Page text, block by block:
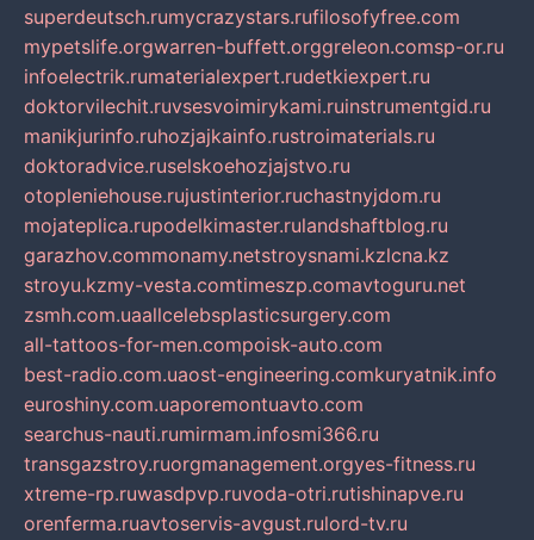
superdeutsch.rumycrazystars.rufilosofyfree.com
mypetslife.orgwarren-buffett.orggreleon.comsp-or.ru
infoelectrik.rumaterialexpert.rudetkiexpert.ru
doktorvilechit.ruvsesvoimirykami.ruinstrumentgid.ru
manikjurinfo.ruhozjajkainfo.rustroimaterials.ru
doktoradvice.ruselskoehozjajstvo.ru
otopleniehouse.rujustinterior.ruchastnyjdom.ru
mojateplica.rupodelkimaster.rulandshaftblog.ru
garazhov.commonamy.netstroysnami.kzlcna.kz
stroyu.kzmy-vesta.comtimeszp.comavtoguru.net
zsmh.com.uaallcelebsplasticsurgery.com
all-tattoos-for-men.compoisk-auto.com
best-radio.com.uaost-engineering.comkuryatnik.info
euroshiny.com.uaporemontuavto.com
searchus-nauti.rumirmam.infosmi366.ru
transgazstroy.ruorgmanagement.orgyes-fitness.ru
xtreme-rp.ruwasdpvp.ruvoda-otri.rutishinapve.ru
orenferma.ruavtoservis-avgust.rulord-tv.ru